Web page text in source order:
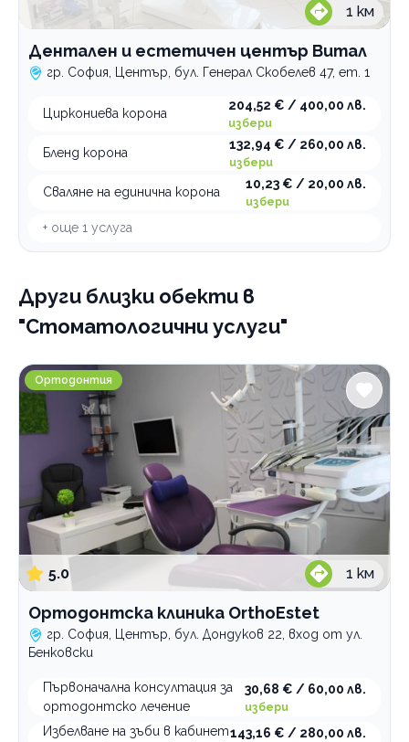
1 км
Дентален и естетичен център Витал
гр. София, Център, бул. Генерал Скобелев 47, ет. 1
Циркониева корона
204,52 € / 400,00 лв.
избери
Бленд корона
132,94 € / 260,00 лв.
избери
Сваляне на единична корона
10,23 € / 20,00 лв.
избери
+ още 1 услуга
Други близки обекти в
"Стоматологични услуги"
Ортодонтска клиника OrthoEstet
Ортодонтия
5.0 1 км
Ортодонтска клиника OrthoEstet
гр. София, Център, бул. Дондуков 22, вход от ул.
Бенковски
Първоначална консултация за
ортодонтско лечение
30,68 € / 60,00 лв.
избери
Избелване на зъби в кабинет143,16 € / 280,00 лв.